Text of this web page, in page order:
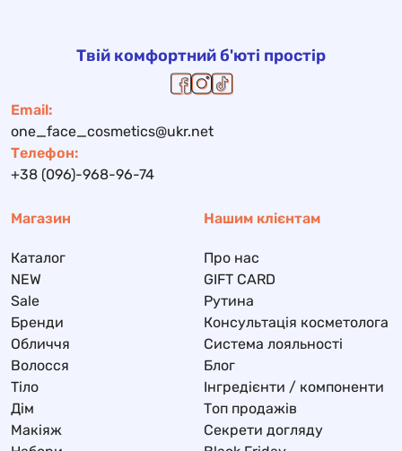
Твій комфортний б'юті простір
Email:
one_face_cosmetics@ukr.net
Телефон:
+38 (096)-968-96-74
Магазин
Каталог
NEW
Sale
Бренди
Обличчя
Волосся
Тіло
Дім
Макіяж
Нашим клієнтам
Про нас
GIFT CARD
Рутина
Консультація косметолога
Система лояльності
Блог
Інгредієнти / компоненти
Топ продажів
Секрети догляду